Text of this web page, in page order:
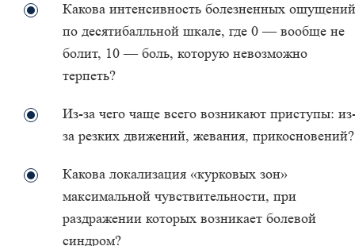
Какова интенсивность болезненных ощущений
по десятибалльной шкале, где 0 — вообще не
болит, 10 — боль, которую невозможно
терпеть?
Из-за чего чаще всего возникают приступы:
за резких движений, жевания, прикосновений?
Какова локализация «курковых зон»
максимальной чувствительности, при
раздражении которых возникает болевой
синдром?